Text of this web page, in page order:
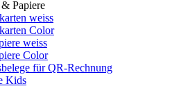
Papiere
weiss
Color
weiss
Color
für QR-Rechnung
Kids